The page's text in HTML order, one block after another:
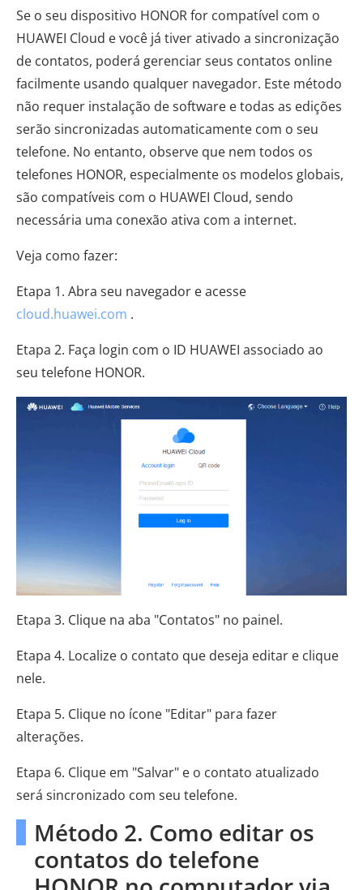
Se o seu dispositivo HONOR for compatível com o
HUAWEI Cloud e você já tiver ativado a sincronização
de contatos, poderá gerenciar seus contatos online
facilmente usando qualquer navegador. Este método
não requer instalação de software e todas as edições
serão sincronizadas automaticamente com o seu
telefone. No entanto, observe que nem todos os
telefones HONOR, especialmente os modelos globais,
são compatíveis com o HUAWEI Cloud, sendo
necessária uma conexão ativa com a internet.
Veja como fazer:
Etapa 1. Abra seu navegador e acesse
cloud.huawei.com .
Etapa 2. Faça login com o ID HUAWEI associado ao
seu telefone HONOR.
Etapa 3. Clique na aba "Contatos" no painel.
Etapa 4. Localize o contato que deseja editar e clique
nele.
Etapa 5. Clique no ícone "Editar" para fazer
alterações.
Etapa 6. Clique em "Salvar" e o contato atualizado
será sincronizado com seu telefone.
Método 2. Como editar os
contatos do telefone